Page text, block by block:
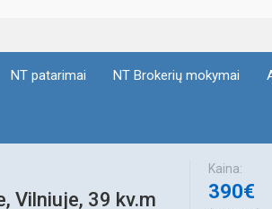
NT patarimai NT Brokerių mokymai
Vilniuje, 39 kv.m
Kaina:
390€